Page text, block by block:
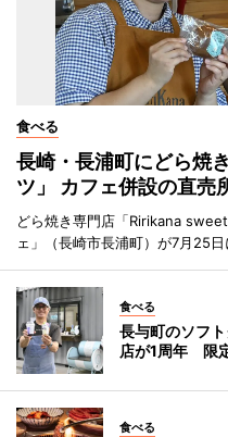
食べる
長崎・長浦町にどら焼
ツ」 カフェ併設の直売
どら焼き専門店「Ririkana
ェ」（長崎市長浦町）が7月25日
食べる
長与町のソフ
店が1周年 限
食べる